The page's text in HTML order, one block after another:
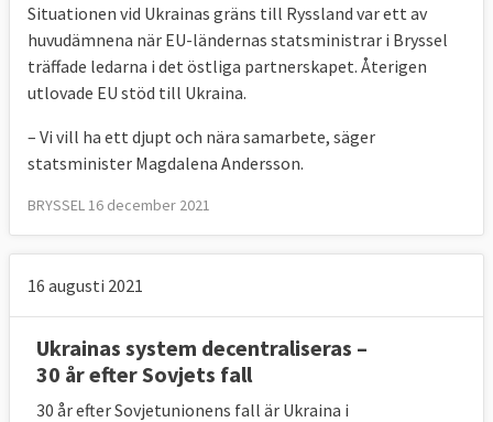
Situationen vid Ukrainas gräns till Ryssland var ett av
huvudämnena när EU-ländernas statsministrar i Bryssel
träffade ledarna i det östliga partnerskapet. Återigen
utlovade EU stöd till Ukraina.
– Vi vill ha ett djupt och nära samarbete, säger
statsminister Magdalena Andersson.
BRYSSEL 16 december 2021
16 augusti 2021
Ukrainas system decentraliseras –
30 år efter Sovjets fall
30 år efter Sovjetunionens fall är Ukraina i